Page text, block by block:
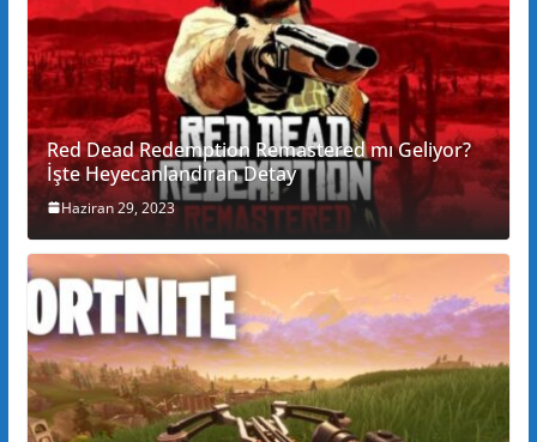
Red Dead Redemption Remastered mı Geliyor?
İşte Heyecanlandıran Detay
Haziran 29, 2023